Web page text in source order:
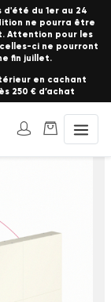
du 1er au 24
ne pourra être
Attention pour les
celles-ci ne pourront
fin juillet.
en cachant
250 € d’achat